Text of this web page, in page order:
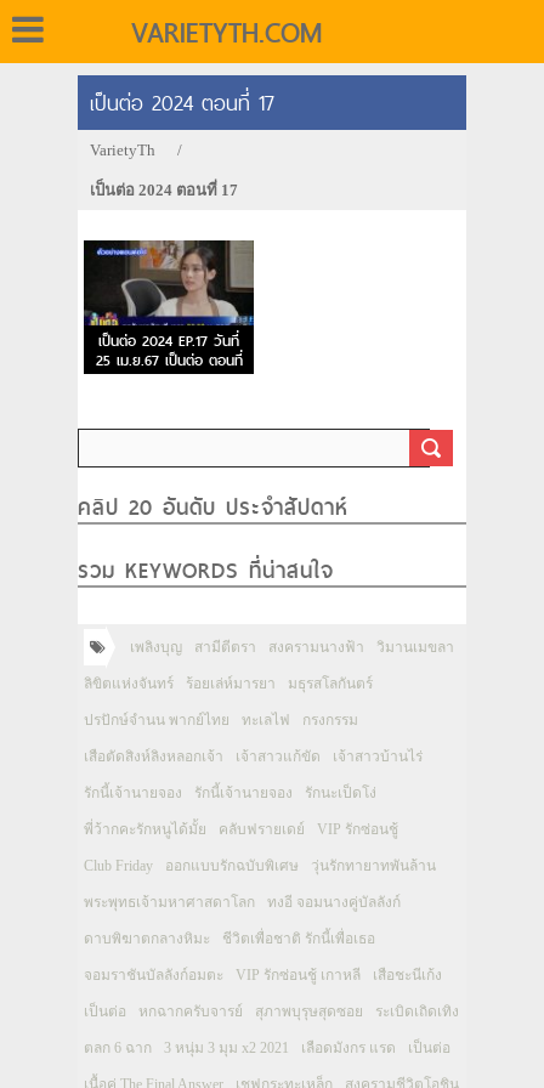
VARIETYTH.COM
เป็นต่อ 2024 ตอนที่ 17
VarietyTh /
เป็นต่อ 2024 ตอนที่ 17
เป็นต่อ 2024 EP.17 วันที่
25 เม.ย.67 เป็นต่อ ตอนที่
17
คลิป 20 อันดับ ประจำสัปดาห์
รวม KEYWORDS ที่น่าสนใจ
เพลิงบุญ สามีตีตรา สงครามนางฟ้า วิมานเมขลา
ลิขิตแห่งจันทร์ ร้อยเล่ห์มารยา มธุรสโลกันตร์
ปรปักษ์จำนน พากย์ไทย ทะเลไฟ กรงกรรม
เสือตัดสิงห์ลิงหลอกเจ้า เจ้าสาวแก้ขัด เจ้าสาวบ้านไร่
รักนี้เจ้านายจอง รักนี้เจ้านายจอง รักนะเป็ดโง่
พี่ว้ากคะรักหนูได้มั้ย คลับฟรายเดย์ VIP รักซ่อนชู้
Club Friday ออกแบบรักฉบับพิเศษ วุ่นรักทายาทพันล้าน
พระพุทธเจ้ามหาศาสดาโลก ทงอี จอมนางคู่บัลลังก์
ดาบพิฆาตกลางหิมะ ชีวิตเพื่อชาติ รักนี้เพื่อเธอ
จอมราชันบัลลังก์อมตะ VIP รักซ่อนชู้ เกาหลี เสือชะนีเก้ง
เป็นต่อ หกฉากครับจารย์ สุภาพบุรุษสุดซอย ระเบิดเถิดเทิง
ตลก 6 ฉาก 3 หนุ่ม 3 มุม x2 2021 เลือดมังกร แรด เป็นต่อ
เนื้อคู่ The Final Answer เชฟกระทะเหล็ก สงครามชีวิตโอชิน